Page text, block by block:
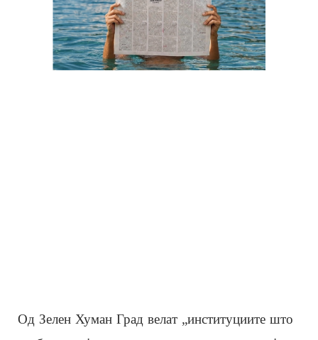
Од Зелен Хуман Град велат „институциите што